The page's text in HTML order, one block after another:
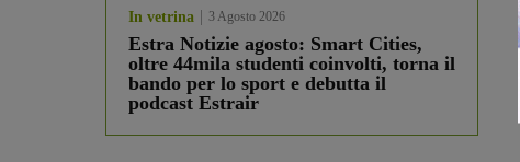
In vetrina 3 Agosto 2026
Estra Notizie agosto: Smart Cities,
oltre 44mila studenti coinvolti, torna il
bando per lo sport e debutta il
podcast Estrair